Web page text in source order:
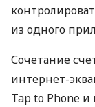
из одного
Сочетание
интернет-
Tap to Phone